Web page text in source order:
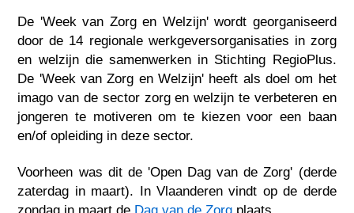
De 'Week van Zorg en Welzijn' wordt georganiseerd
door de 14 regionale werkgeversorganisaties in zorg
en welzijn die samenwerken in Stichting RegioPlus.
De 'Week van Zorg en Welzijn' heeft als doel om het
imago van de sector zorg en welzijn te verbeteren en
jongeren te motiveren om te kiezen voor een baan
en/of opleiding in deze sector.
Voorheen was dit de 'Open Dag van de Zorg' (derde
zaterdag in maart). In Vlaanderen vindt op de derde